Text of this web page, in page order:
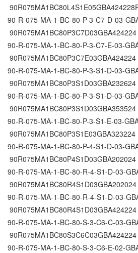
90-R-075-MA-1-BC-80-P-3-C7-D-03-
90R075MA1BC80P3C7D03GBA424224
90-R-075-MA-1-BC-80-P-3-C7-E-03-
90R075MA1BC80P3C7E03GBA424224
90-R-075-MA-1-BC-80-P-3-S1-D-03-
90R075MA1BC80P3S1D03GBA232624
90-R-075-MA-1-BC-80-P-3-S1-D-03-
90R075MA1BC80P3S1D03GBA353524
90-R-075-MA-1-BC-80-P-3-S1-E-03-
90R075MA1BC80P3S1E03GBA323224
90-R-075-MA-1-BC-80-P-4-S1-D-03-
90R075MA1BC80P4S1D03GBA202024
90-R-075-MA-1-BC-80-R-4-S1-D-03-
90R075MA1BC80R4S1D03GBA202024
90-R-075-MA-1-BC-80-R-4-S1-D-03-
90R075MA1BC80R4S1D03GBA424224
90-R-075-MA-1-BC-80-S-3-C6-C-03-
90R075MA1BC80S3C6C03GBA424224
90-R-075-MA-1-BC-80-S-3-C6-E-02-